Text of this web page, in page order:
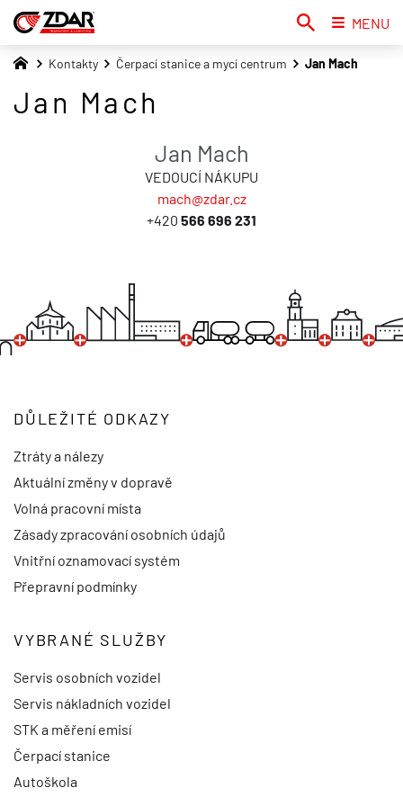
Kontakty Čerpací stanice a mycí centrum Jan Mach
Jan Mach
Jan Mach
VEDOUCÍ NÁKUPU
mach@zdar.cz
+420 566 696 231
DŮLEŽITÉ ODKAZY
Ztráty a nálezy
Aktuální změny v dopravě
Volná pracovní místa
Zásady zpracování osobních údajů
Vnitřní oznamovací systém
Přepravní podmínky
VYBRANÉ SLUŽBY
Servis osobních vozidel
Servis nákladních vozidel
STK a měření emisí
Čerpací stanice
Autoškola
MENU